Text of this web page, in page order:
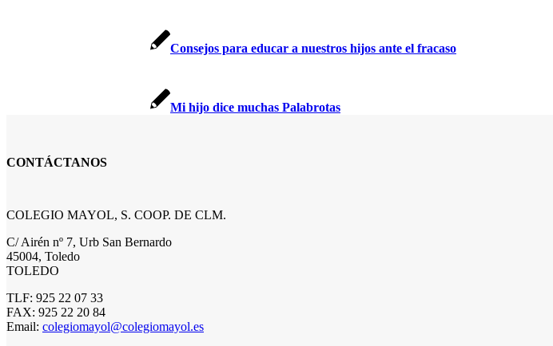
Consejos para educar a nuestros hijos ante el fracaso
Mi hijo dice muchas Palabrotas
CONTÁCTANOS
COLEGIO MAYOL, S. COOP. DE CLM.
C/ Airén nº 7, Urb San Bernardo
45004, Toledo
TOLEDO
TLF: 925 22 07 33
FAX: 925 22 20 84
Email: colegiomayol@colegiomayol.es